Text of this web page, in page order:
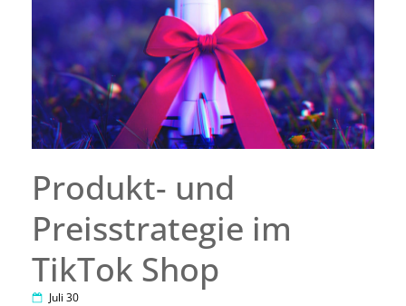
Produkt- und
Preisstrategie im
TikTok Shop
Juli 30